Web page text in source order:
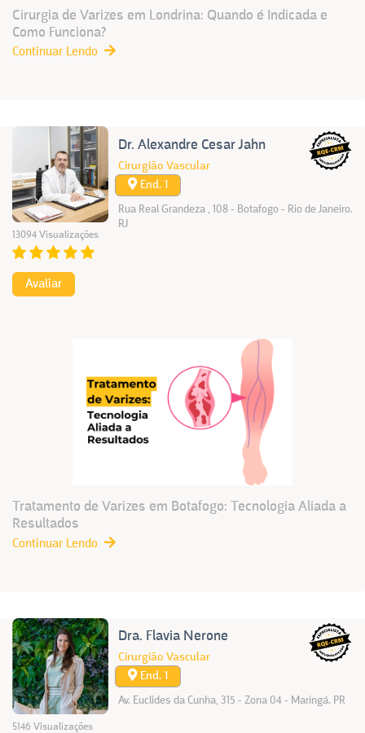
Cirurgia de Varizes em Londrina: Quando é Indicada e
Como Funciona?
Continuar Lendo
13094 Visualizações
Avaliar
Dr. Alexandre Cesar Jahn
Cirurgião Vascular
End. 1
Rua Real Grandeza , 108 - Botafogo - Rio de Janeiro.
RJ
Tratamento de Varizes em Botafogo: Tecnologia Aliada a
Resultados
Continuar Lendo
5146 Visualizações
Dra. Flavia Nerone
Cirurgião Vascular
End. 1
Av. Euclides da Cunha, 315 - Zona 04 - Maringá. PR